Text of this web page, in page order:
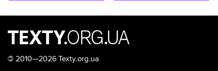
© 2010—2026 Texty.org.ua